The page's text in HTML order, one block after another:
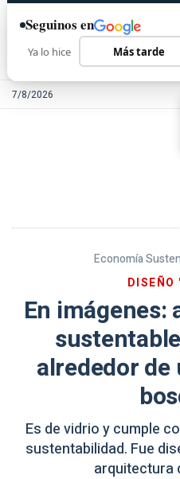
7/8/2026
Economía
DISEÑO
En imágenes:
alrededor de
Es de vidrio y cumple
sustentabilidad. Fue
arquitectura
Seguinos en
Ya lo hice Más tarde